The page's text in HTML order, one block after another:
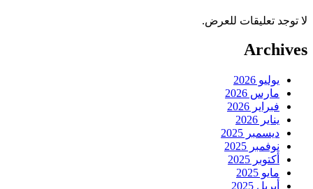
لا توجد تعليقات للعرض.
Archives
يوليو 2026
مارس 2026
فبراير 2026
يناير 2026
ديسمبر 2025
نوفمبر 2025
أكتوبر 2025
مايو 2025
أبريل 2025